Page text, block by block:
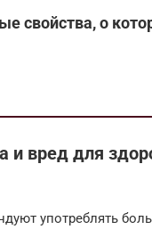
свойства, о
и вред для
употреблять